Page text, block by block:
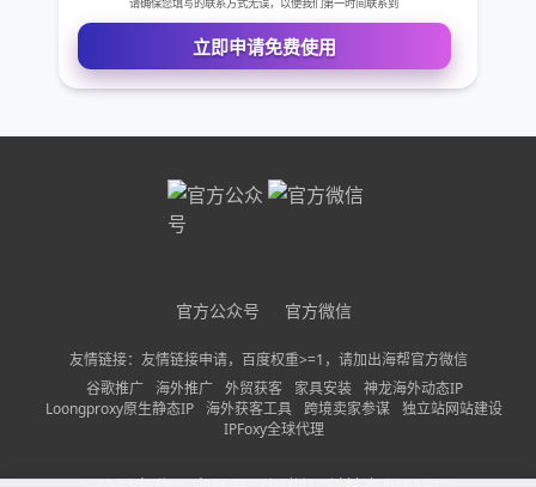
免费VIP权限体验
需求描述
请确保您填写的联系方式无误，以便我们第一时间联系到
官方公众号 官方微信
友情链接：友情链接申请，百度权重>=1，请加出海帮官方微信
谷歌推广
海外推广 外贸获客 家具安装
神龙海外动态IP
Loongproxy原生静态IP 海外获客工具 跨境卖家参谋 独立站网站建设
IPFoxy全球代理